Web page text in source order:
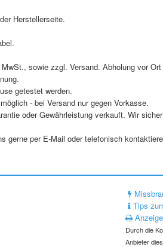
Herstellerseite.
sowie zzgl. Versand. Abholung vor
getestet werden.
- bei Versand nur gegen Vorkasse.
oder Gewährleistung verkauft. Wir
gerne per E-Mail oder telefonisch
Tips
Durch die
Anbieter